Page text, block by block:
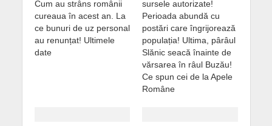
Cum au strâns românii
cureaua în acest an. La
ce bunuri de uz personal
au renunțat! Ultimele
date
sursele autorizate!
Perioada abundă cu
postări care îngrijorează
populația! Ultima, pârâul
Slănic seacă înainte de
vărsarea în râul Buzău!
Ce spun cei de la Apele
Române